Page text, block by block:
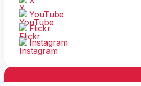
YouTube
Flickr
Instagram